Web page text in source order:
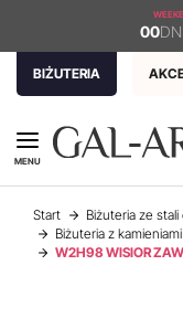
00DNI
BIŻUTERIA
MENU
Start
Biżuteria ze
Biżuteria z kamieniami
W2H98 WISIOR